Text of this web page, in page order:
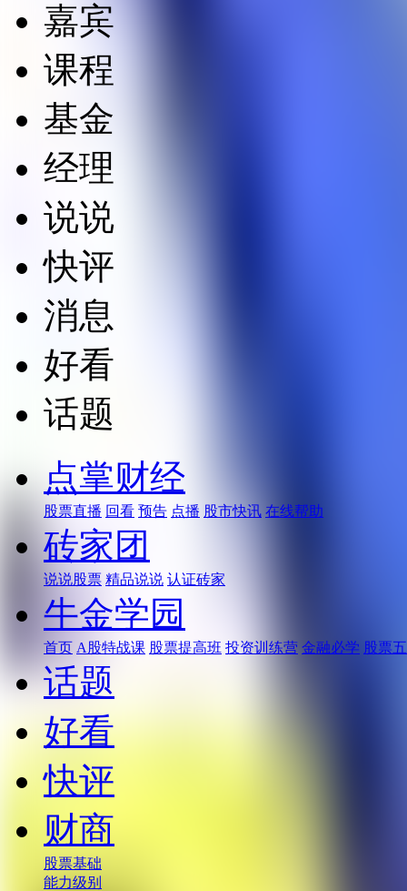
嘉宾
课程
基金
经理
说说
快评
消息
好看
话题
点掌财经
股票直播 回看 预告 点播 股市快讯 在线帮助
砖家团
说说股票 精品说说 认证砖家
牛金学园
首页 A股特战课 股票提高班 投资训练营 金融必学 股票
话题
好看
快评
财商
股票基础
能力级别